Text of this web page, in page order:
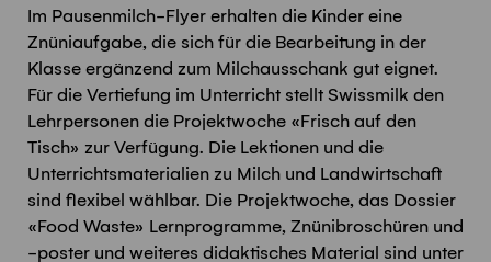
Im Pausenmilch-Flyer erhalten die Kinder eine
Znüniaufgabe, die sich für die Bearbeitung in der
Klasse ergänzend zum Milchausschank gut eignet.
Für die Vertiefung im Unterricht stellt Swissmilk den
Lehrpersonen die Projektwoche «Frisch auf den
Tisch» zur Verfügung. Die Lektionen und die
Unterrichtsmaterialien zu Milch und Landwirtschaft
sind flexibel wählbar. Die Projektwoche, das Dossier
«Food Waste» Lernprogramme, Znünibroschüren und
-poster und weiteres didaktisches Material sind unter